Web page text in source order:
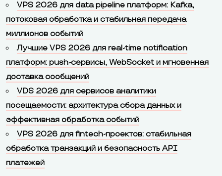
VPS 2026 для data pipeline платформ: Kafka,
потоковая обработка и стабильная передача
миллионов событий
Лучшие VPS 2026 для real-time notification
платформ: push-сервисы, WebSocket и мгновенная
доставка сообщений
VDS 2026 для сервисов аналитики
посещаемости: архитектура сбора данных и
эффективная обработка событий
VPS 2026 для fintech-проектов: стабильная
обработка транзакций и безопасность API
платежей